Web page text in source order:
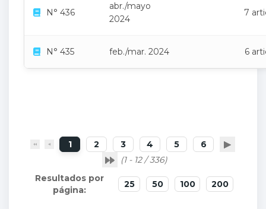
N° 436
abr./mayo
2024
7
N° 435 feb./mar. 2024 6
1 2 3 4 5
6
(1 - 12 / 336)
25 50 100 200